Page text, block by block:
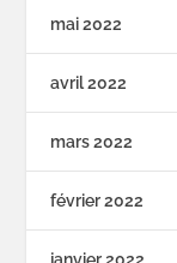
mai 2022
avril 2022
mars 2022
février 2022
janvier 2022